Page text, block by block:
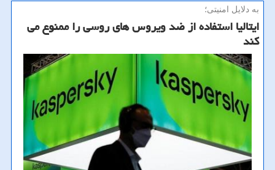
به دلایل امنیتی؛
ایتالیا استفاده از ضد ویروس های روسی را ممنوع می
کند